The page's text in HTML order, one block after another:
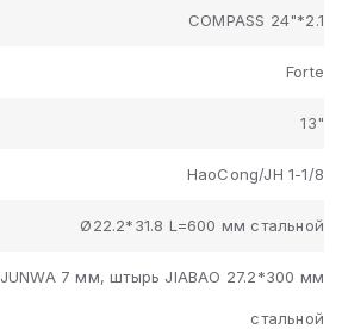
COMPASS 24"*2.1
Forte
13"
HaoCong/JH 1-1/8
Ø22.2*31.8 L=600 мм стальной
JUNWA 7 мм, штырь JIABAO 27.2*300 мм
стальной